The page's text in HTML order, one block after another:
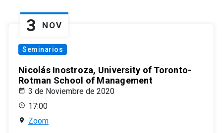
3 NOV
Seminarios
Nicolás Inostroza, University of Toronto-
Rotman School of Management
3 de Noviembre de 2020
17:00
Zoom